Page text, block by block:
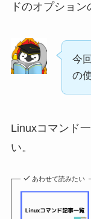
ドのオプショ
今
の
Linuxコマンド
い。
あわせて読みたい